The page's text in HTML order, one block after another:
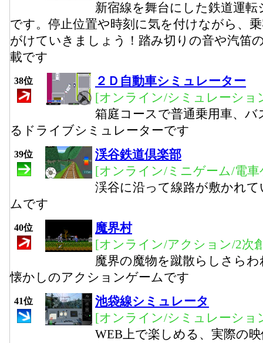
新宿線を舞台にした鉄道運
です。停止位置や時刻に気を付けながら、
がけていきましょう！踏み切りの音や汽笛
載です
38位
２Ｄ自動車シミュレーター
[オンライン/シミュレーショ
箱庭コースで普通乗用車、
るドライブシミュレーターです
39位
渓谷鉄道倶楽部
[オンライン/ミニゲーム/電
渓谷に沿って線路が敷かれ
ムです
40位
魔界村
[オンライン/アクション/2次
魔界の魔物を蹴散らしさら
懐かしのアクションゲームです
41位
池袋線シミュレータ
[オンライン/シミュレーショ
WEB上で楽しめる、実際の